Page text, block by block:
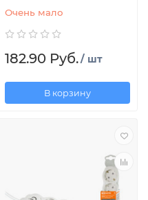
Очень мало
182.90 Руб./ шт
В корзину